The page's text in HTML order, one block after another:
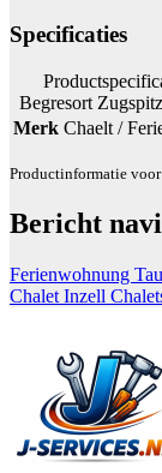
Specificaties
Begresort
Merk Chaelt /
Productinformatie voor
Bericht
Ferienwohnung
Chalet Inzell